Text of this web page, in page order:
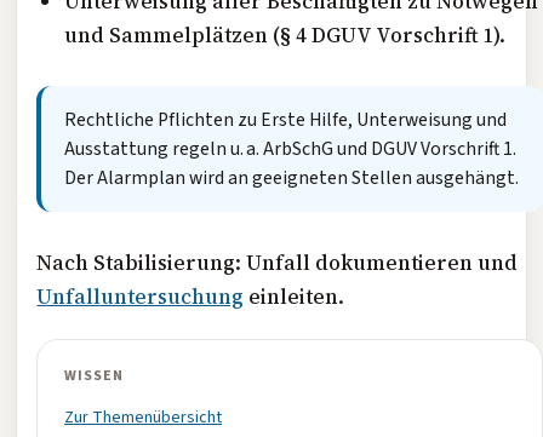
und Sammelplätzen (§ 4 DGUV Vorschrift 1).
Rechtliche Pflichten zu Erste Hilfe, Unterweisung und
Ausstattung regeln u. a. ArbSchG und DGUV Vorschrift 1.
Der Alarmplan wird an geeigneten Stellen ausgehängt.
Nach Stabilisierung: Unfall dokumentieren und
Unfalluntersuchung einleiten.
WISSEN
Zur Themenübersicht